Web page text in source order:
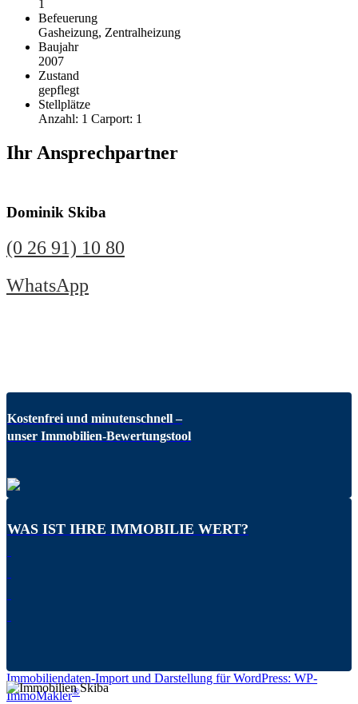
1
Befeuerung
Gasheizung, Zentralheizung
Baujahr
2007
Zustand
gepflegt
Stellplätze
Anzahl: 1 Carport: 1
Ihr Ansprechpartner
Dominik Skiba
(0 26 91) 10 80
WhatsApp
Kostenfrei und minutenschnell –
unser Immobilien-Bewertungstool
WAS IST IHRE IMMOBILIE WERT?
Immobiliendaten-Import und Darstellung für WordPress: WP-
ImmoMakler®